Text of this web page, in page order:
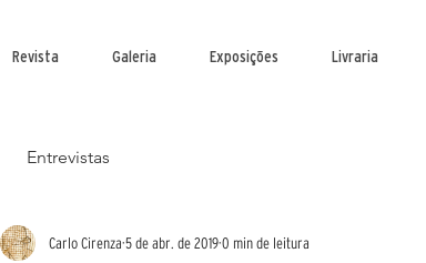
Revista Galeria Exposições Livraria
Entrevistas
Carlo Cirenza 5 de abr. de 20190 min de leitura